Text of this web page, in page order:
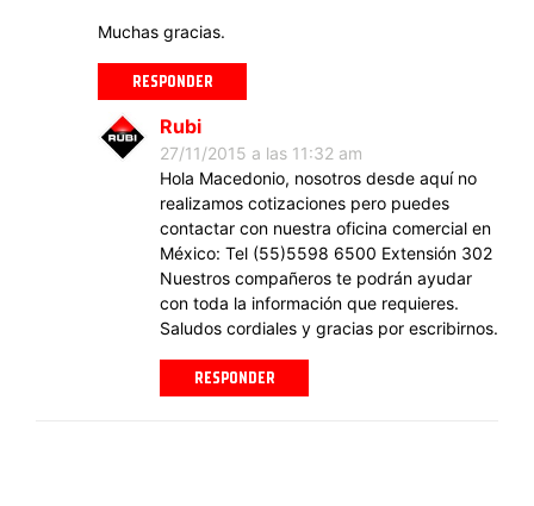
Muchas gracias.
RESPONDER
Rubi
27/11/2015 a las 11:32 am
Hola Macedonio, nosotros desde aquí no
realizamos cotizaciones pero puedes
contactar con nuestra oficina comercial en
México: Tel (55)5598 6500 Extensión 302
Nuestros compañeros te podrán ayudar
con toda la información que requieres.
Saludos cordiales y gracias por escribirnos.
RESPONDER